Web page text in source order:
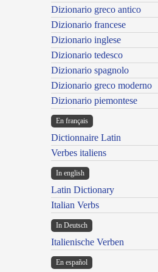
Dizionario greco antico
Dizionario francese
Dizionario inglese
Dizionario tedesco
Dizionario spagnolo
Dizionario greco moderno
Dizionario piemontese
En français
Dictionnaire Latin
Verbes italiens
In english
Latin Dictionary
Italian Verbs
In Deutsch
Italienische Verben
En español